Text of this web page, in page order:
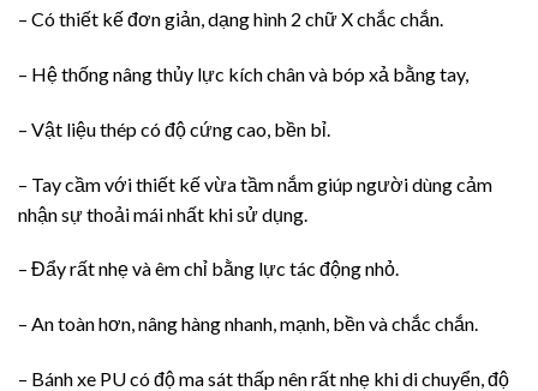
– Có thiết kế đơn giản, dạng hình 2 chữ X chắc chắn.
– Hệ thống nâng thủy lực kích chân và bóp xả bằng tay,
– Vật liệu thép có độ cứng cao, bền bỉ.
– Tay cầm với thiết kế vừa tầm nắm giúp người dùng cảm
nhận sự thoải mái nhất khi sử dụng.
– Đẩy rất nhẹ và êm chỉ bằng lực tác động nhỏ.
– An toàn hơn, nâng hàng nhanh, mạnh, bền và chắc chắn.
– Bánh xe PU có độ ma sát thấp nên rất nhẹ khi di chuyển, độ